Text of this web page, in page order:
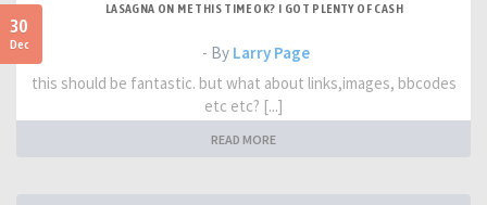
30
Dec
LASAGNA ON ME THIS TIME OK? I GOT PLENTY OF CASH
- By Larry Page
this should be fantastic. but what about links,images, bbcodes
etc etc? [...]
READ MORE